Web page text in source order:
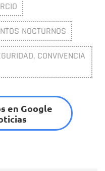
NOCTURNOS
CONVIVENCIA
en Google